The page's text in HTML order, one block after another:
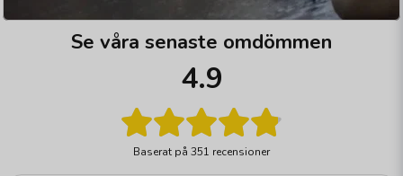
Se våra senaste omdömmen
4.9
Baserat på 351 recensioner